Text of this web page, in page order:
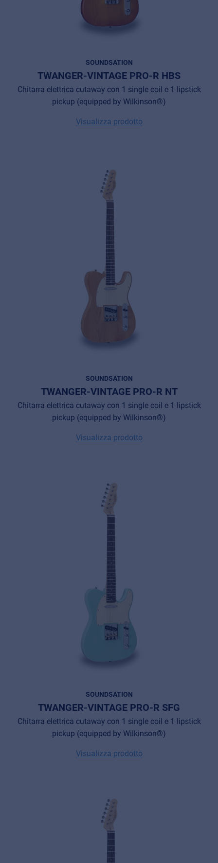
SOUNDSATION
TWANGER-VINTAGE PRO-R HBS
Chitarra elettrica cutaway con 1 single coil e 1 lipstick
pickup (equipped by Wilkinson®)
Visualizza prodotto
SOUNDSATION
TWANGER-VINTAGE PRO-R NT
Chitarra elettrica cutaway con 1 single coil e 1 lipstick
pickup (equipped by Wilkinson®)
Visualizza prodotto
SOUNDSATION
TWANGER-VINTAGE PRO-R SFG
Chitarra elettrica cutaway con 1 single coil e 1 lipstick
pickup (equipped by Wilkinson®)
Visualizza prodotto